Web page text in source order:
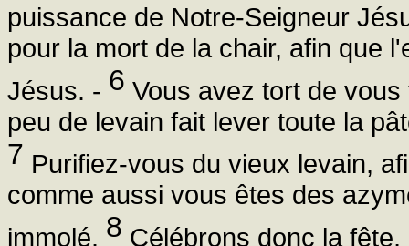
puissance de Notre-Seigneur
pour la mort de la chair, afin que
Jésus. - 6 Vous avez tort de
peu de levain fait lever toute la
7 Purifiez-vous du vieux levain,
comme aussi vous êtes des
immolé. 8 Célébrons donc la